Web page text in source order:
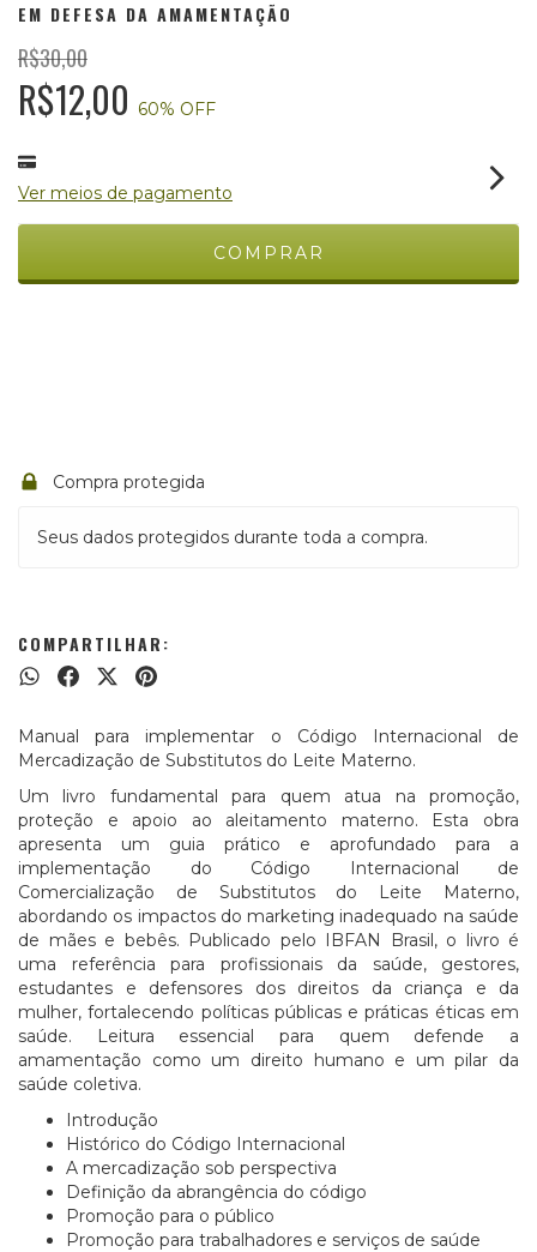
EM DEFESA DA AMAMENTAÇÃO
R$30,00
R$12,00 60% OFF
Ver meios de pagamento
Compra protegida
Seus dados protegidos durante toda a compra.
COMPARTILHAR:
Manual para implementar o Código Internacional de
Mercadização de Substitutos do Leite Materno.
Um livro fundamental para quem atua na promoção,
proteção e apoio ao aleitamento materno. Esta obra
apresenta um guia prático e aprofundado para a
implementação do Código Internacional de
Comercialização de Substitutos do Leite Materno,
abordando os impactos do marketing inadequado na saúde
de mães e bebês. Publicado pelo IBFAN Brasil, o livro é
uma referência para profissionais da saúde, gestores,
estudantes e defensores dos direitos da criança e da
mulher, fortalecendo políticas públicas e práticas éticas em
saúde. Leitura essencial para quem defende a
amamentação como um direito humano e um pilar da
saúde coletiva.
Introdução
Histórico do Código Internacional
A mercadização sob perspectiva
Definição da abrangência do código
Promoção para o público
Promoção para trabalhadores e serviços de saúde